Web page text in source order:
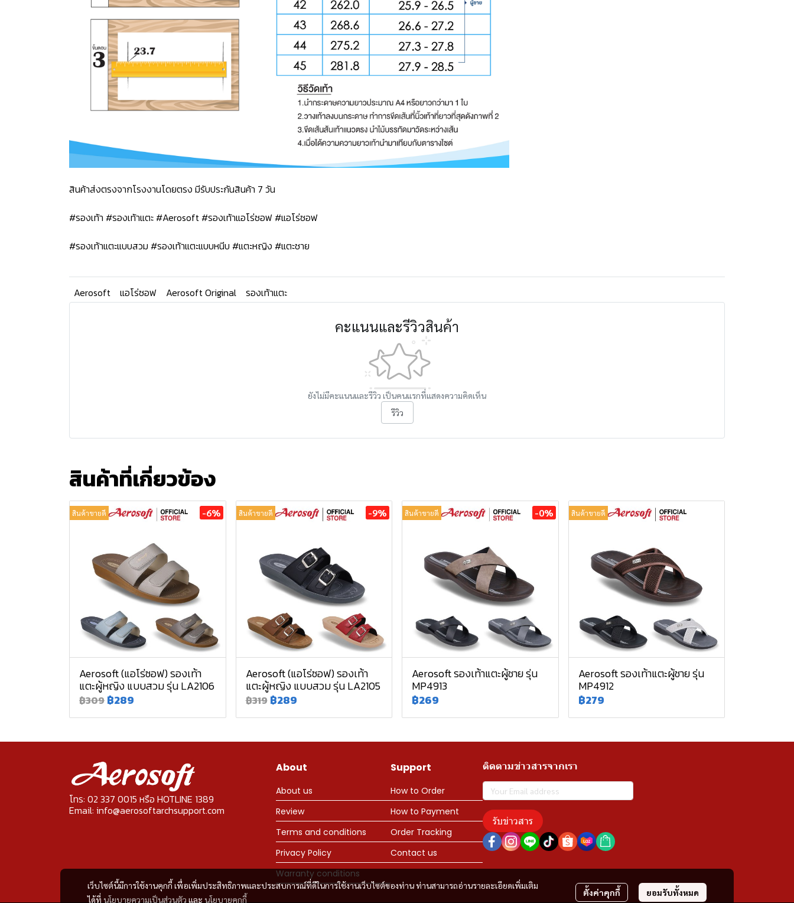
สินค้าส่งตรงจากโรงงานโดยตรง มีรับประกันสินค้า 7 วัน
#รองเท้า #รองเท้าแตะ #Aerosoft #รองเท้าแอโร่ซอฟ #แอโร่ซอฟ
#รองเท้าแตะแบบสวม #รองเท้าแตะแบบหนีบ #แตะหญิง #แตะชาย
Aerosoft แอโร่ซอฟ Aerosoft Original รองเท้าแตะ
คะแนนและรีวิวสินค้า
ยังไม่มีคะแนนและรีวิว เป็นคนแรกที่แสดงความคิดเห็น
รีวิว
สินค้าที่เกี่ยวข้อง
สินค้าขายดี -6%
Aerosoft (แอโร่ซอฟ) รองเท้า
แตะผู้หญิง แบบสวม รุ่น LA2106
฿309 ฿289
สินค้าขายดี -9%
Aerosoft (แอโร่ซอฟ) รองเท้า
แตะผู้หญิง แบบสวม รุ่น LA2105
฿319 ฿289
สินค้าขายดี -0%
Aerosoft รองเท้าแตะผู้ชาย รุ่น
MP4913
฿269
สินค้าขายดี
Aerosoft รองเท้าแตะผู้ชาย รุ่น
MP4912
฿279
เว็บไซต์นี้มีการใช้งานคุกกี้ เพื่อเพิ่มประสิทธิภาพและประสบการณ์ที่ดีในการใช้งานเว็บไซต์ของท่าน ท่านสามารถอ่านรายละเอียดเพิ่มเติม
ได้ที่ นโยบายความเป็นส่วนตัว และ นโยบายคุกกี้
ตั้งค่าคุกกี้ ยอมรับทั้งหมด
โทร: 02 337 0015 หรือ HOTLINE 1389
Email: info@aerosoftarchsupport.com
About
About us
Review
Terms and conditions
Privacy Policy
Warranty conditions
Support
How to Order
How to Payment
Order Tracking
Contact us
ติดตามข่าวสารจากเรา
รับข่าวสาร